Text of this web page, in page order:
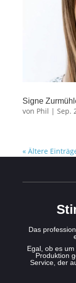
Signe
von Phil | Sep.
« Ältere
Das
Egal, ob es
Produktion
Service, der